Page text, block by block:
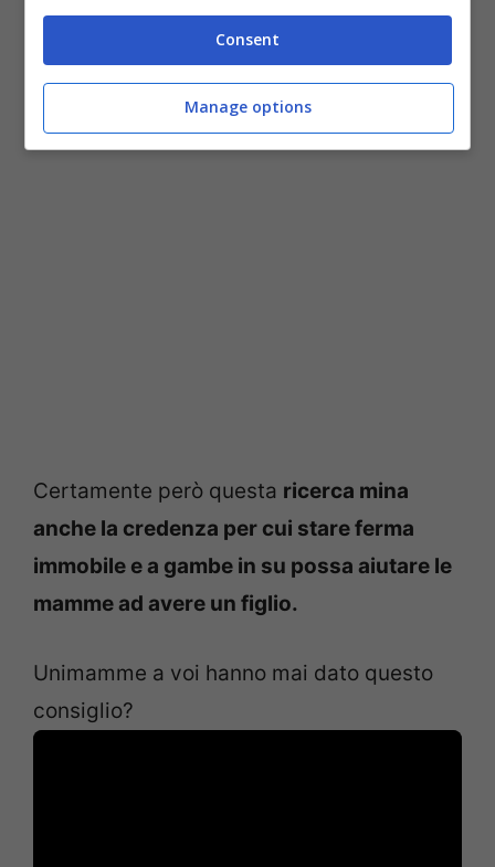
favorisce il concepimento perché non c’è
stato uno studio approfondito al riguardo.
Certamente però questa ricerca mina
anche la credenza per cui stare ferma
immobile e a gambe in su possa aiutare le
mamme ad avere un figlio.
Unimamme a voi hanno mai dato questo
consiglio?
Consent
Manage options